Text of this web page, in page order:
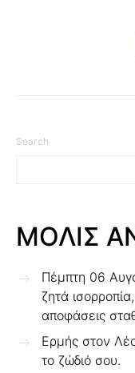
Search
ΜΟΛΙΣ
Πέμπτη 06
ζητά
αποφάσεις
Ερμής στον
το ζώδιό σου.